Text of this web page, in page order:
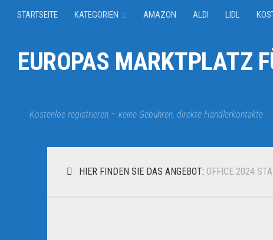
STARTSEITE KATEGORIEN AMAZON ALDI LIDL
EUROPAS MARKTPLATZ
Kostenlos registrieren – keine Gebühren, direkte Händlerkontakte
HIER FINDEN SIE DAS ANGEBOT: OFFICE 2024